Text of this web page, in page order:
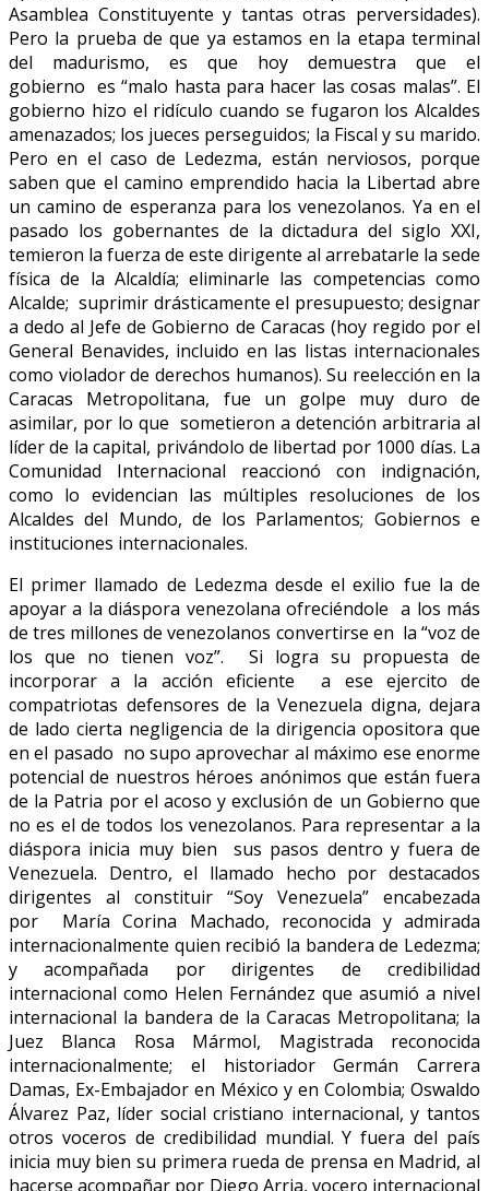
Asamblea Constituyente y tantas otras perversidades).
Pero la prueba de que ya estamos en la etapa terminal
del madurismo, es que hoy demuestra que el
gobierno es “malo hasta para hacer las cosas malas”. El
gobierno hizo el ridículo cuando se fugaron los Alcaldes
amenazados; los jueces perseguidos; la Fiscal y su marido.
Pero en el caso de Ledezma, están nerviosos, porque
saben que el camino emprendido hacia la Libertad abre
un camino de esperanza para los venezolanos. Ya en el
pasado los gobernantes de la dictadura del siglo XXI,
temieron la fuerza de este dirigente al arrebatarle la sede
física de la Alcaldía; eliminarle las competencias como
Alcalde; suprimir drásticamente el presupuesto; designar
a dedo al Jefe de Gobierno de Caracas (hoy regido por el
General Benavides, incluido en las listas internacionales
como violador de derechos humanos). Su reelección en la
Caracas Metropolitana, fue un golpe muy duro de
asimilar, por lo que sometieron a detención arbitraria al
líder de la capital, privándolo de libertad por 1000 días. La
Comunidad Internacional reaccionó con indignación,
como lo evidencian las múltiples resoluciones de los
Alcaldes del Mundo, de los Parlamentos; Gobiernos e
instituciones internacionales.
El primer llamado de Ledezma desde el exilio fue la de
apoyar a la diáspora venezolana ofreciéndole a los más
de tres millones de venezolanos convertirse en la “voz de
los que no tienen voz”. Si logra su propuesta de
incorporar a la acción eficiente a ese ejercito de
compatriotas defensores de la Venezuela digna, dejara
de lado cierta negligencia de la dirigencia opositora que
en el pasado no supo aprovechar al máximo ese enorme
potencial de nuestros héroes anónimos que están fuera
de la Patria por el acoso y exclusión de un Gobierno que
no es el de todos los venezolanos. Para representar a la
diáspora inicia muy bien sus pasos dentro y fuera de
Venezuela. Dentro, el llamado hecho por destacados
dirigentes al constituir “Soy Venezuela” encabezada
por María Corina Machado, reconocida y admirada
internacionalmente quien recibió la bandera de Ledezma;
y acompañada por dirigentes de credibilidad
internacional como Helen Fernández que asumió a nivel
internacional la bandera de la Caracas Metropolitana; la
Juez Blanca Rosa Mármol, Magistrada reconocida
internacionalmente; el historiador Germán Carrera
Damas, Ex-Embajador en México y en Colombia; Oswaldo
Álvarez Paz, líder social cristiano internacional, y tantos
otros voceros de credibilidad mundial. Y fuera del país
inicia muy bien su primera rueda de prensa en Madrid, al
hacerse acompañar por Diego Arria, vocero internacional